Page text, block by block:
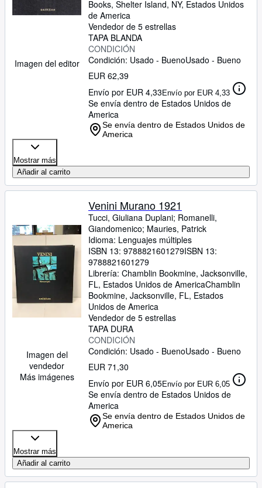
Imagen del editor
Books, Shelter Island, NY, Estados Unidos
de America
Vendedor de 5 estrellas
TAPA BLANDA
CONDICIÓN
Condición: Usado - BuenoUsado - Bueno
EUR 62,39
Envío por EUR 4,33Envío por EUR 4,33
Se envía dentro de Estados Unidos de
America
Se envía dentro de Estados Unidos de
America
Mostrar más
Añadir al carrito
Imagen del
vendedor
Más imágenes
Venini Murano 1921
Tucci, Giuliana Duplani; Romanelli,
Giandomenico; Mauries, Patrick
Idioma: Lenguajes múltiples
ISBN 13: 9788821601279ISBN 13:
9788821601279
Librería: Chamblin Bookmine, Jacksonville,
FL, Estados Unidos de AmericaChamblin
Bookmine, Jacksonville, FL, Estados
Unidos de America
Vendedor de 5 estrellas
TAPA DURA
CONDICIÓN
Condición: Usado - BuenoUsado - Bueno
EUR 71,30
Envío por EUR 6,05Envío por EUR 6,05
Se envía dentro de Estados Unidos de
America
Se envía dentro de Estados Unidos de
America
Mostrar más
Añadir al carrito